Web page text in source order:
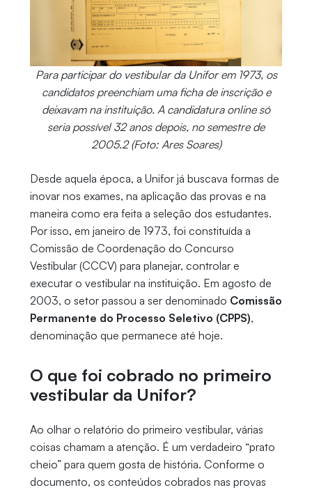
Para participar do vestibular da Unifor em 1973, os
candidatos preenchiam uma ficha de inscrição e
deixavam na instituição. A candidatura online só
seria possível 32 anos depois, no semestre de
2005.2 (Foto: Ares Soares)
Desde aquela época, a Unifor já buscava formas de
inovar nos exames, na aplicação das provas e na
maneira como era feita a seleção dos estudantes.
Por isso, em janeiro de 1973, foi constituída a
Comissão de Coordenação do Concurso
Vestibular (CCCV) para planejar, controlar e
executar o vestibular na instituição. Em agosto de
2003, o setor passou a ser denominado Comissão
Permanente do Processo Seletivo (CPPS),
denominação que permanece até hoje.
O que foi cobrado no primeiro
vestibular da Unifor?
Ao olhar o relatório do primeiro vestibular, várias
coisas chamam a atenção. É um verdadeiro “prato
cheio” para quem gosta de história. Conforme o
documento, os conteúdos cobrados nas provas